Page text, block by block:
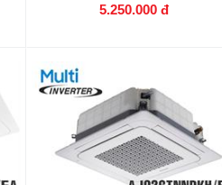
5.250.000 đ